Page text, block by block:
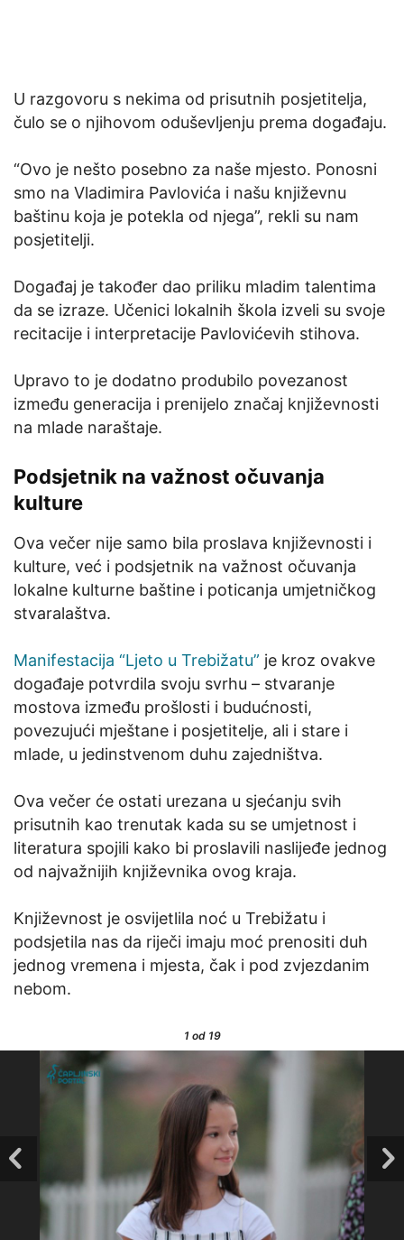
U razgovoru s nekima od prisutnih posjetitelja,
čulo se o njihovom oduševljenju prema događaju.
“Ovo je nešto posebno za naše mjesto. Ponosni
smo na Vladimira Pavlovića i našu književnu
baštinu koja je potekla od njega”, rekli su nam
posjetitelji.
Događaj je također dao priliku mladim talentima
da se izraze. Učenici lokalnih škola izveli su svoje
recitacije i interpretacije Pavlovićevih stihova.
Upravo to je dodatno produbilo povezanost
između generacija i prenijelo značaj književnosti
na mlade naraštaje.
Podsjetnik na važnost očuvanja
kulture
Ova večer nije samo bila proslava književnosti i
kulture, već i podsjetnik na važnost očuvanja
lokalne kulturne baštine i poticanja umjetničkog
stvaralaštva.
Manifestacija “Ljeto u Trebižatu” je kroz ovakve
događaje potvrdila svoju svrhu – stvaranje
mostova između prošlosti i budućnosti,
povezujući mještane i posjetitelje, ali i stare i
mlade, u jedinstvenom duhu zajedništva.
Ova večer će ostati urezana u sjećanju svih
prisutnih kao trenutak kada su se umjetnost i
literatura spojili kako bi proslavili naslijeđe jednog
od najvažnijih književnika ovog kraja.
Književnost je osvijetlila noć u Trebižatu i
podsjetila nas da riječi imaju moć prenositi duh
jednog vremena i mjesta, čak i pod zvjezdanim
nebom.
1od 19